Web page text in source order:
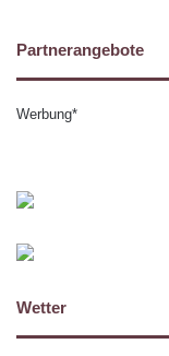
Partnerangebote
Werbung*
Wetter